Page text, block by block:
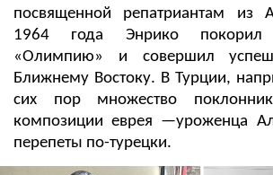
посвященной репатриантам из
1964 года Энрико
«Олимпию» и совершил
Ближнему Востоку. В Турции,
сих пор множество
композиции еврея —уроженца
перепеты по-турецки.